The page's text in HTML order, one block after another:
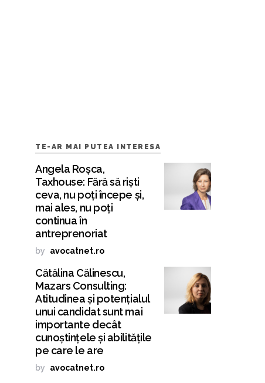
TE-AR MAI PUTEA INTERESA
Angela Roșca,
Taxhouse: Fără să riști
ceva, nu poți începe și,
mai ales, nu poți
continua în
antreprenoriat
by avocatnet.ro
Cătălina Călinescu,
Mazars Consulting:
Atitudinea și potențialul
unui candidat sunt mai
importante decât
cunoștințele și abilitățile
pe care le are
by avocatnet.ro